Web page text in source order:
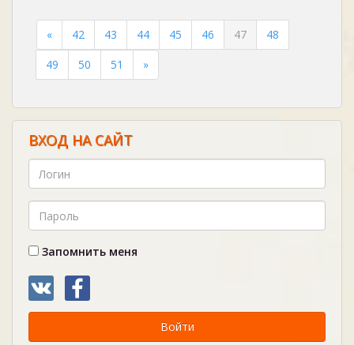
« 42 43 44 45 46 47
48
49
50 51 »
ВХОД НА САЙТ
Запомнить меня
Войти